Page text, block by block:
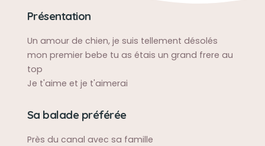
Présentation
Un amour de chien, je suis tellement désolés
mon premier bebe tu as étais un grand frere au
top
Je t'aime et je t'aimerai
Sa balade préférée
Près du canal avec sa famille